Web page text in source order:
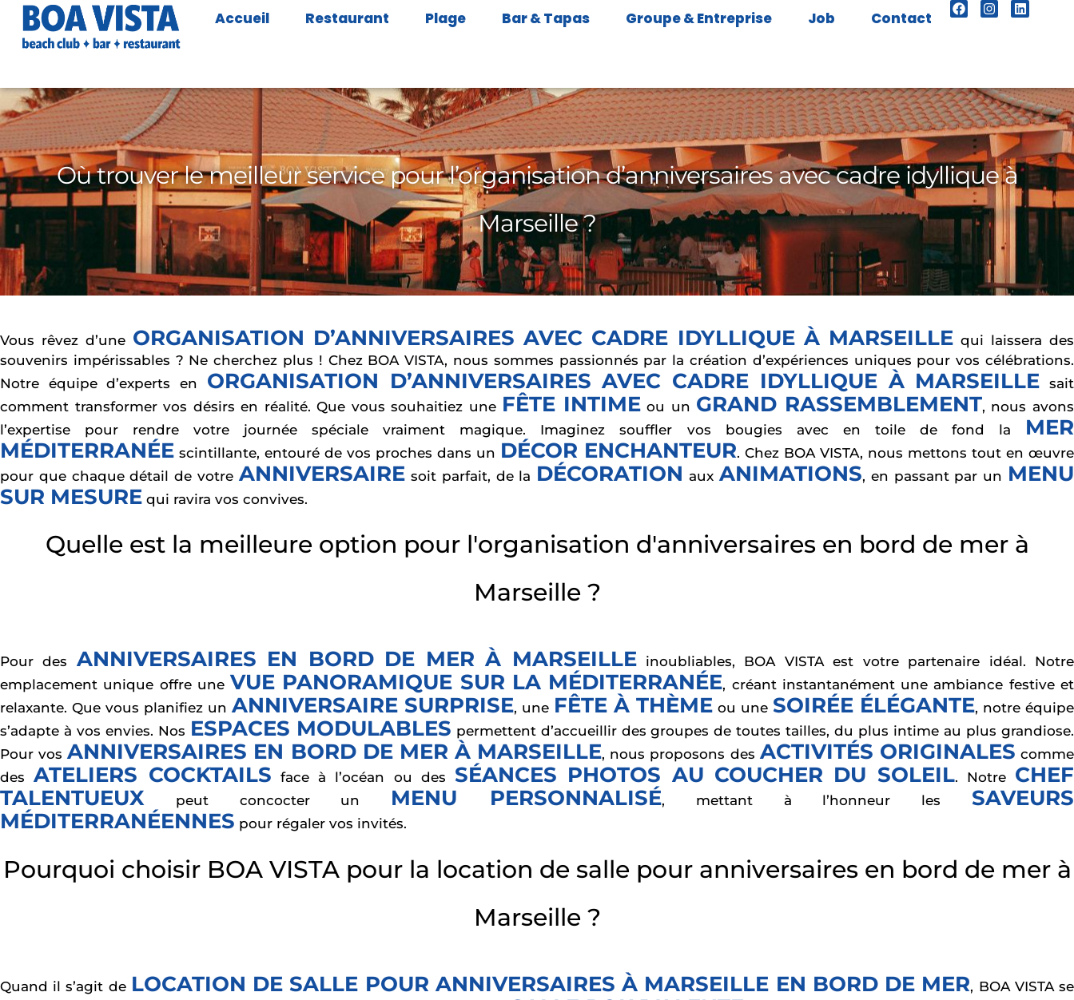
Accueil Restaurant Plage Bar & Tapas Groupe & Entreprise Job Contact
Où trouver le meilleur service pour l’organisation d’anniversaires avec cadre idyllique à
Marseille ?
Vous rêvez d’une ORGANISATION D’ANNIVERSAIRES AVEC CADRE IDYLLIQUE À MARSEILLEqui laissera des
souvenirs impérissables ? Ne cherchez plus ! Chez BOA VISTA, nous sommes passionnés par la création d’expériences uniques pour vos célébrations.
Notre équipe d’experts en ORGANISATION D’ANNIVERSAIRES AVEC CADRE IDYLLIQUE À MARSEILLE sait
comment transformer vos désirs en réalité. Que vous souhaitiez une FÊTE INTIMEou un GRAND RASSEMBLEMENT, nous avons
l’expertise pour rendre votre journée spéciale vraiment magique. Imaginez souffler vos bougies avec en toile de fond la MER
MÉDITERRANÉE scintillante, entouré de vos proches dans un DÉCOR ENCHANTEUR. Chez BOA VISTA, nous mettons tout en œuvre
pour que chaque détail de votre ANNIVERSAIRE soit parfait, de la DÉCORATION aux ANIMATIONS, en passant par un MENU
SUR MESURE qui ravira vos convives.
Quelle est la meilleure option pour l'organisation d'anniversaires en bord de mer à
Marseille ?
Pour des ANNIVERSAIRES EN BORD DE MER À MARSEILLEinoubliables, BOA VISTA est votre partenaire idéal. Notre
emplacement unique offre une VUE PANORAMIQUE SUR LA MÉDITERRANÉE, créant instantanément une ambiance festive et
relaxante. Que vous planifiez un ANNIVERSAIRE SURPRISE, une FÊTE À THÈME ou une SOIRÉE ÉLÉGANTE, notre équipe
s’adapte à vos envies. Nos ESPACES MODULABLES permettent d’accueillir des groupes de toutes tailles, du plus intime au plus grandiose.
Pour vosANNIVERSAIRES EN BORD DE MER À MARSEILLE, nous proposons des ACTIVITÉS ORIGINALES comme
desATELIERS COCKTAILS face à l’océan ou des SÉANCES PHOTOS AU COUCHER DU SOLEIL. Notre CHEF
TALENTUEUX peut concocter un MENU PERSONNALISÉ, mettant à l’honneur les SAVEURS
MÉDITERRANÉENNES pour régaler vos invités.
Pourquoi choisir BOA VISTA pour la location de salle pour anniversaires en bord de mer à
Marseille ?
Quand il s’agit de LOCATION DE SALLE POUR ANNIVERSAIRES À MARSEILLE EN BORD DE MER, BOA VISTA se